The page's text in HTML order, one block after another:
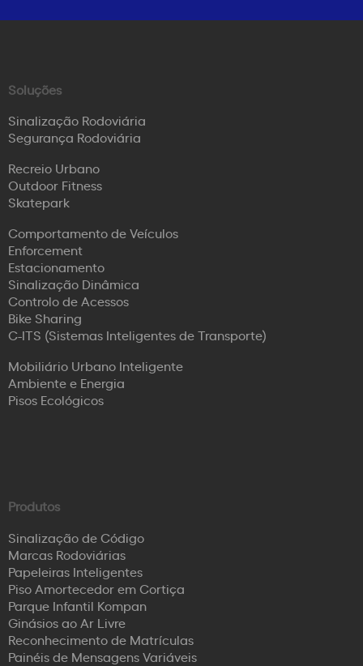
Soluções
Sinalização Rodoviária
Segurança Rodoviária
Recreio Urbano
Outdoor Fitness
Skatepark
Comportamento de Veículos
Enforcement
Estacionamento
Sinalização Dinâmica
Controlo de Acessos
Bike Sharing
C-ITS (Sistemas Inteligentes de Transporte)
Mobiliário Urbano Inteligente
Ambiente e Energia
Pisos Ecológicos
Produtos
Sinalização de Código
Marcas Rodoviárias
Papeleiras Inteligentes
Piso Amortecedor em Cortiça
Parque Infantil Kompan
Ginásios ao Ar Livre
Reconhecimento de Matrículas
Painéis de Mensagens Variáveis